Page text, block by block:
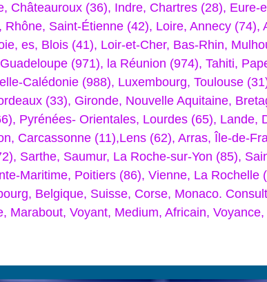
Châteauroux (36), Indre, Chartres (28),
Saint-Étienne (42), Loire, Annecy
es, Blois (41), Loir-et-Cher, Bas-Rhin,
(971), la Réunion (974), Tahiti,
Calédonie (988), Luxembourg, Toulouse
(33), Gironde, Nouvelle Aquitaine,
Pyrénées- Orientales, Lourdes (65),
Carcassonne (11),Lens (62), Arras, Île-de-
Sarthe, Saumur, La Roche-sur-Yon (85),
Maritime, Poitiers (86), Vienne, La
Belgique, Suisse, Corse, Monaco.
Marabout, Voyant, Medium, Africain,